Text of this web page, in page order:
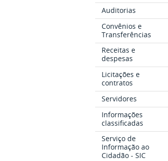
Auditorias
Convênios e
Transferências
Receitas e
despesas
Licitações e
contratos
Servidores
Informações
classificadas
Serviço de
Informação ao
Cidadão - SIC